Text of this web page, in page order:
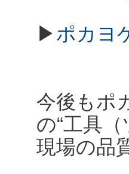
▶ポカヨ
今後もポ
の“工具
現場の品